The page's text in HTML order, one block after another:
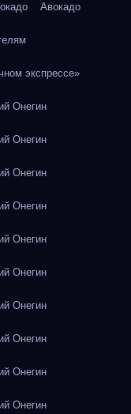
Авокадо
экспрессе»
Онегин
Онегин
Онегин
Онегин
Онегин
Онегин
Онегин
Онегин
Онегин
Онегин